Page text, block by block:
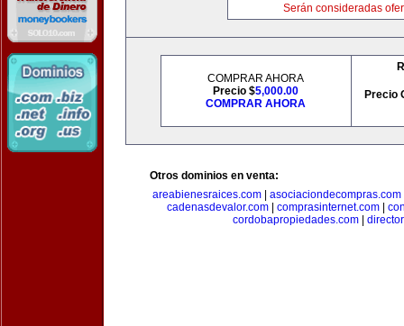
Serán consideradas
COMPRAR AHORA
Precio $5,000.00
COMPRAR AHORA
Precio
Otros dominios en venta:
areabienesraices.com| asociaciondecompras.com
cadenasdevalor.com
comprasinternet.com
cordobapropiedades.com